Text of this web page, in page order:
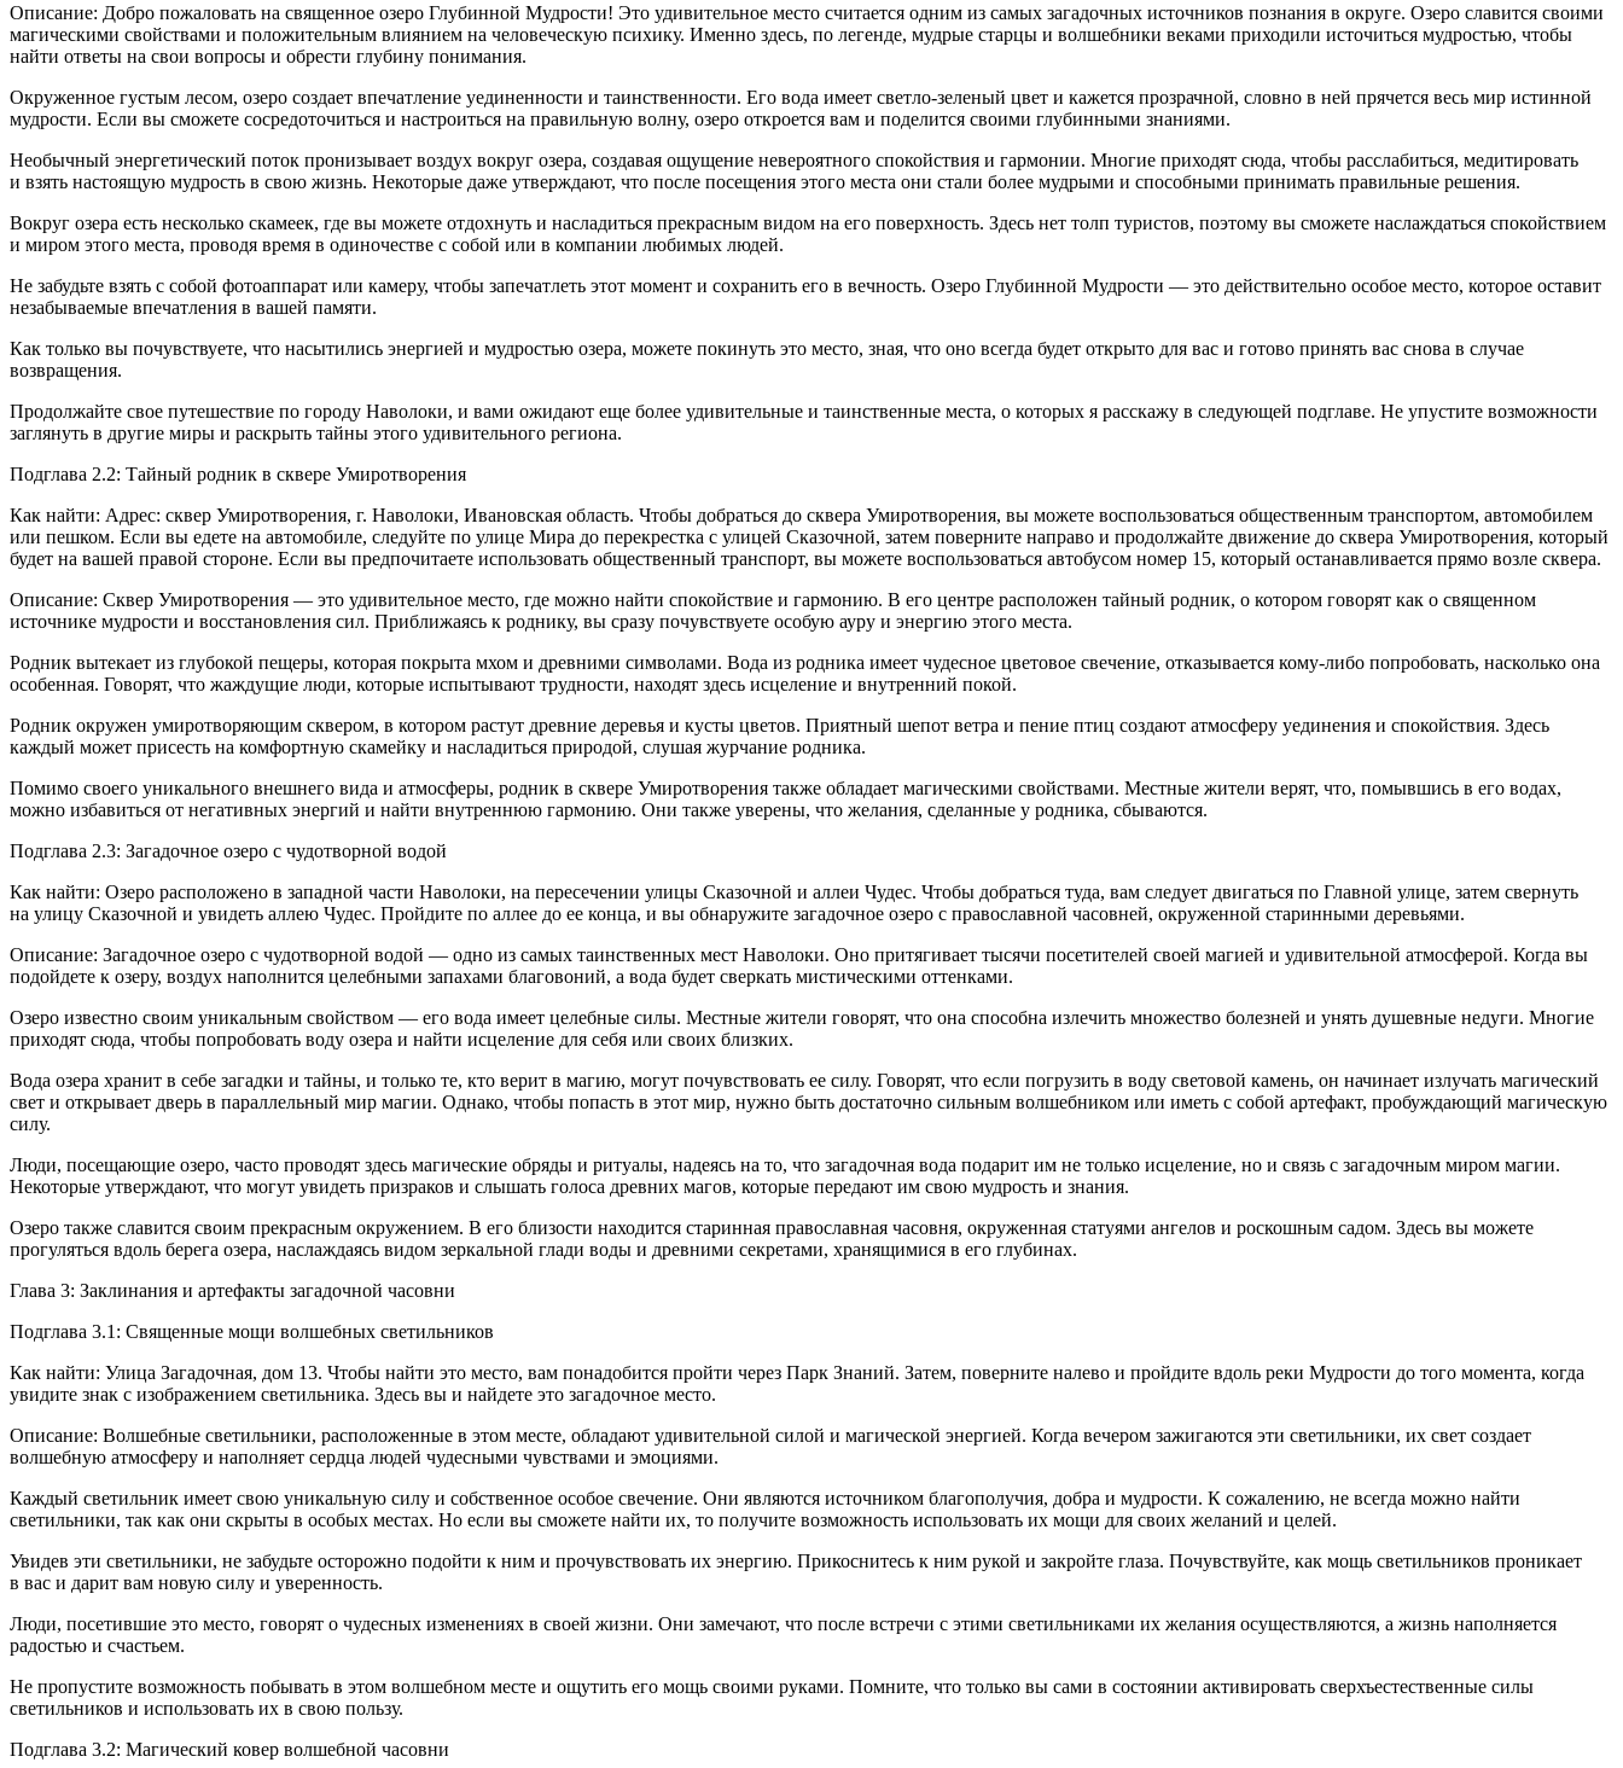
Описание: Добро пожаловать на священное озеро Глубинной Мудрости! Это удивительное место считается одним из самых загадочных источников познания в округе. Озеро славится своими
магическими свойствами и положительным влиянием на человеческую психику. Именно здесь, по легенде, мудрые старцы и волшебники веками приходили источиться мудростью, чтобы
найти ответы на свои вопросы и обрести глубину понимания.
Окруженное густым лесом, озеро создает впечатление уединенности и таинственности. Его вода имеет светло-зеленый цвет и кажется прозрачной, словно в ней прячется весь мир истинной
мудрости. Если вы сможете сосредоточиться и настроиться на правильную волну, озеро откроется вам и поделится своими глубинными знаниями.
Необычный энергетический поток пронизывает воздух вокруг озера, создавая ощущение невероятного спокойствия и гармонии. Многие приходят сюда, чтобы расслабиться, медитировать
и взять настоящую мудрость в свою жизнь. Некоторые даже утверждают, что после посещения этого места они стали более мудрыми и способными принимать правильные решения.
Вокруг озера есть несколько скамеек, где вы можете отдохнуть и насладиться прекрасным видом на его поверхность. Здесь нет толп туристов, поэтому вы сможете наслаждаться спокойствием
и миром этого места, проводя время в одиночестве с собой или в компании любимых людей.
Не забудьте взять с собой фотоаппарат или камеру, чтобы запечатлеть этот момент и сохранить его в вечность. Озеро Глубинной Мудрости — это действительно особое место, которое оставит
незабываемые впечатления в вашей памяти.
Как только вы почувствуете, что насытились энергией и мудростью озера, можете покинуть это место, зная, что оно всегда будет открыто для вас и готово принять вас снова в случае
возвращения.
Продолжайте свое путешествие по городу Наволоки, и вами ожидают еще более удивительные и таинственные места, о которых я расскажу в следующей подглаве. Не упустите возможности
заглянуть в другие миры и раскрыть тайны этого удивительного региона.
Подглава 2.2: Тайный родник в сквере Умиротворения
Как найти: Адрес: сквер Умиротворения, г. Наволоки, Ивановская область. Чтобы добраться до сквера Умиротворения, вы можете воспользоваться общественным транспортом, автомобилем
или пешком. Если вы едете на автомобиле, следуйте по улице Мира до перекрестка с улицей Сказочной, затем поверните направо и продолжайте движение до сквера Умиротворения, который
будет на вашей правой стороне. Если вы предпочитаете использовать общественный транспорт, вы можете воспользоваться автобусом номер 15, который останавливается прямо возле сквера.
Описание: Сквер Умиротворения — это удивительное место, где можно найти спокойствие и гармонию. В его центре расположен тайный родник, о котором говорят как о священном
источнике мудрости и восстановления сил. Приближаясь к роднику, вы сразу почувствуете особую ауру и энергию этого места.
Родник вытекает из глубокой пещеры, которая покрыта мхом и древними символами. Вода из родника имеет чудесное цветовое свечение, отказывается кому-либо попробовать, насколько она
особенная. Говорят, что жаждущие люди, которые испытывают трудности, находят здесь исцеление и внутренний покой.
Родник окружен умиротворяющим сквером, в котором растут древние деревья и кусты цветов. Приятный шепот ветра и пение птиц создают атмосферу уединения и спокойствия. Здесь
каждый может присесть на комфортную скамейку и насладиться природой, слушая журчание родника.
Помимо своего уникального внешнего вида и атмосферы, родник в сквере Умиротворения также обладает магическими свойствами. Местные жители верят, что, помывшись в его водах,
можно избавиться от негативных энергий и найти внутреннюю гармонию. Они также уверены, что желания, сделанные у родника, сбываются.
Подглава 2.3: Загадочное озеро с чудотворной водой
Как найти: Озеро расположено в западной части Наволоки, на пересечении улицы Сказочной и аллеи Чудес. Чтобы добраться туда, вам следует двигаться по Главной улице, затем свернуть
на улицу Сказочной и увидеть аллею Чудес. Пройдите по аллее до ее конца, и вы обнаружите загадочное озеро с православной часовней, окруженной старинными деревьями.
Описание: Загадочное озеро с чудотворной водой — одно из самых таинственных мест Наволоки. Оно притягивает тысячи посетителей своей магией и удивительной атмосферой. Когда вы
подойдете к озеру, воздух наполнится целебными запахами благовоний, а вода будет сверкать мистическими оттенками.
Озеро известно своим уникальным свойством — его вода имеет целебные силы. Местные жители говорят, что она способна излечить множество болезней и унять душевные недуги. Многие
приходят сюда, чтобы попробовать воду озера и найти исцеление для себя или своих близких.
Вода озера хранит в себе загадки и тайны, и только те, кто верит в магию, могут почувствовать ее силу. Говорят, что если погрузить в воду световой камень, он начинает излучать магический
свет и открывает дверь в параллельный мир магии. Однако, чтобы попасть в этот мир, нужно быть достаточно сильным волшебником или иметь с собой артефакт, пробуждающий магическую
силу.
Люди, посещающие озеро, часто проводят здесь магические обряды и ритуалы, надеясь на то, что загадочная вода подарит им не только исцеление, но и связь с загадочным миром магии.
Некоторые утверждают, что могут увидеть призраков и слышать голоса древних магов, которые передают им свою мудрость и знания.
Озеро также славится своим прекрасным окружением. В его близости находится старинная православная часовня, окруженная статуями ангелов и роскошным садом. Здесь вы можете
прогуляться вдоль берега озера, наслаждаясь видом зеркальной глади воды и древними секретами, хранящимися в его глубинах.
Глава 3: Заклинания и артефакты загадочной часовни
Подглава 3.1: Священные мощи волшебных светильников
Как найти: Улица Загадочная, дом 13. Чтобы найти это место, вам понадобится пройти через Парк Знаний. Затем, поверните налево и пройдите вдоль реки Мудрости до того момента, когда
увидите знак с изображением светильника. Здесь вы и найдете это загадочное место.
Описание: Волшебные светильники, расположенные в этом месте, обладают удивительной силой и магической энергией. Когда вечером зажигаются эти светильники, их свет создает
волшебную атмосферу и наполняет сердца людей чудесными чувствами и эмоциями.
Каждый светильник имеет свою уникальную силу и собственное особое свечение. Они являются источником благополучия, добра и мудрости. К сожалению, не всегда можно найти
светильники, так как они скрыты в особых местах. Но если вы сможете найти их, то получите возможность использовать их мощи для своих желаний и целей.
Увидев эти светильники, не забудьте осторожно подойти к ним и прочувствовать их энергию. Прикоснитесь к ним рукой и закройте глаза. Почувствуйте, как мощь светильников проникает
в вас и дарит вам новую силу и уверенность.
Люди, посетившие это место, говорят о чудесных изменениях в своей жизни. Они замечают, что после встречи с этими светильниками их желания осуществляются, а жизнь наполняется
радостью и счастьем.
Не пропустите возможность побывать в этом волшебном месте и ощутить его мощь своими руками. Помните, что только вы сами в состоянии активировать сверхъестественные силы
светильников и использовать их в свою пользу.
Подглава 3.2: Магический ковер волшебной часовни